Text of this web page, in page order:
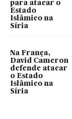
para atacar o
Estado
Islâmico na
Síria
Na França,
David Cameron
defende atacar
o Estado
Islâmico na
Síria